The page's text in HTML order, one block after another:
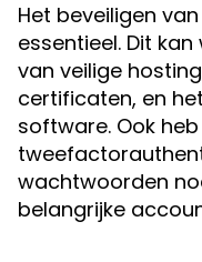
Het beveiligen
essentieel. Dit
van veilige
certificaten, en
software. Ook
wachtwoorden
belangrijke